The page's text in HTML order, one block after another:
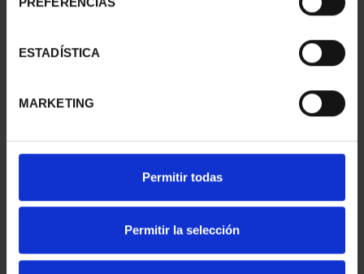
ESTADÍSTICA
MARKETING
Permitir todas
Permitir la selección
PROVINCIA 1
Sólo para usuarios
SUSCRIPCIÓN
CAPITALES DE
PROVINCIA 2
Sólo para usuarios
registrados